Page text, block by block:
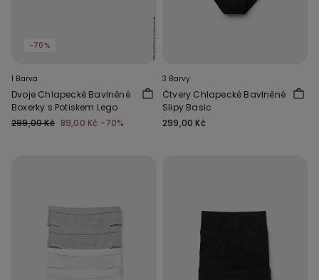
-70%
1 Barva
Dvoje Chlapecké Bavlněné
Boxerky s Potiskem Lego
299,00 Kč 89,00 Kč -70%
3 Barvy
Čtvery Chlapecké Bavlněné
Slipy Basic
299,00 Kč